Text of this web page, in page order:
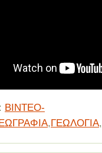
ΒΙΝΤΕΟ-
,ΓΕΩΛΟΓΙΑ,